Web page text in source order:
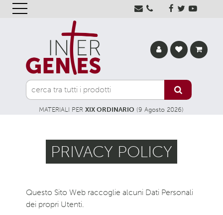
MATERIALI PERXIX ORDINARIO (9 Agosto 2026)
PRIVACY POLICY
Questo Sito Web raccoglie alcuni Dati Personali
dei propri Utenti.